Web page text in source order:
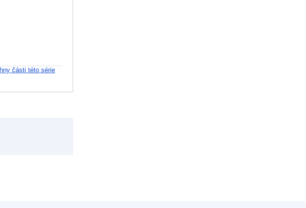
části této série